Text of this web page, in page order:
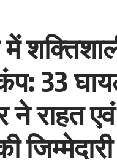
में
33
ने राहत